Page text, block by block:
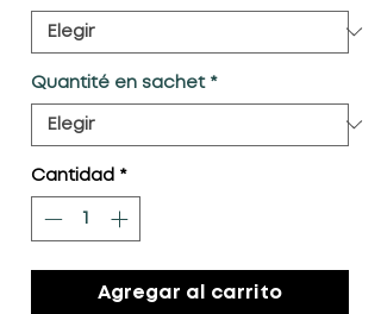
Quantité en sachet *
Cantidad *
Agregar al carrito